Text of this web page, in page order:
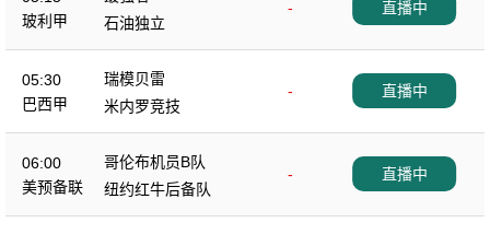
玻利甲
-
石油独立
直播中
05:30
巴西甲
瑞模贝雷
-
米内罗竞技
直播中
06:00
美预备联
哥伦布机员B队
-
纽约红牛后备队
直播中